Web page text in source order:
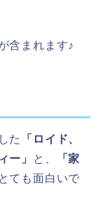
含まれます♪
た
「ロイド、
ー」
と、
「家
ても面白いで